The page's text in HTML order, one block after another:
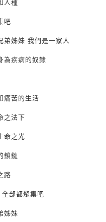
人種
吧
弟姊妹 我們是一家人
為疾病的奴隸
痛苦的生活
之法下
命之光
鎖鏈
路
部都聚集吧
姊妹